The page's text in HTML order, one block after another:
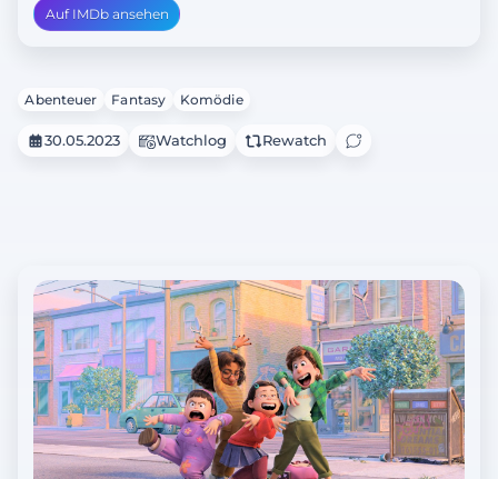
Auf IMDb ansehen
Abenteuer Fantasy Komödie
30.05.2023 Watchlog Rewatch